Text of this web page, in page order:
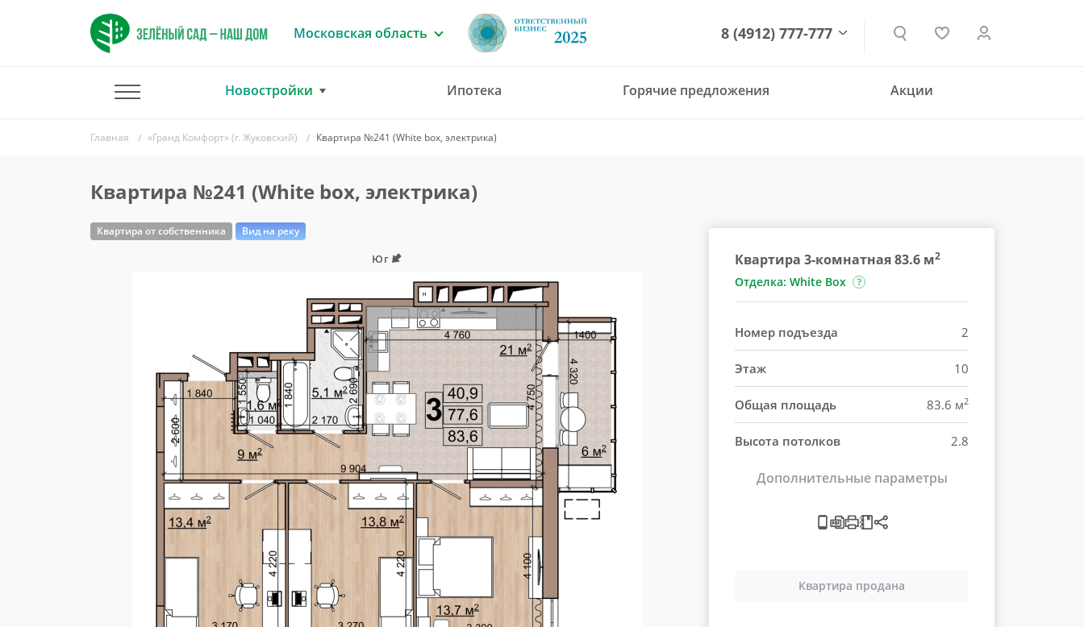
Московская область 8 (4912) 777-777
Новостройки Ипотека Горячие предложения Акции
Главная «Гранд Комфорт» (г. Жуковский) Квартира №241 (White box, электрика)
Квартира №241 (White box, электрика)
Квартира от собственника Вид на реку
Юг Квартира 3-комнатная 83.6 м2
Отделка: White Box
Номер подъезда 2
Этаж 10
Общая площадь 83.6 м2
Высота потолков 2.8
Дополнительные параметры
Квартира продана